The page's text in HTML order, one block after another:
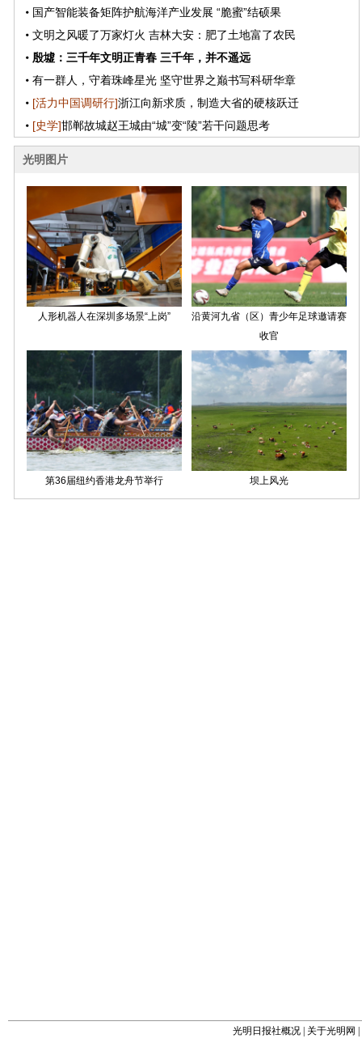
光明日报社概况 关于光明网